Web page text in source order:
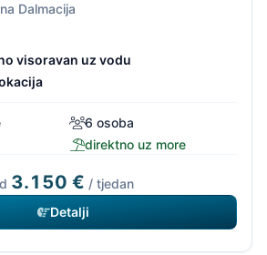
Dalmacija
visoravan uz vodu
6 osoba
direktno uz more
3.150 € / tjedan
Detalji